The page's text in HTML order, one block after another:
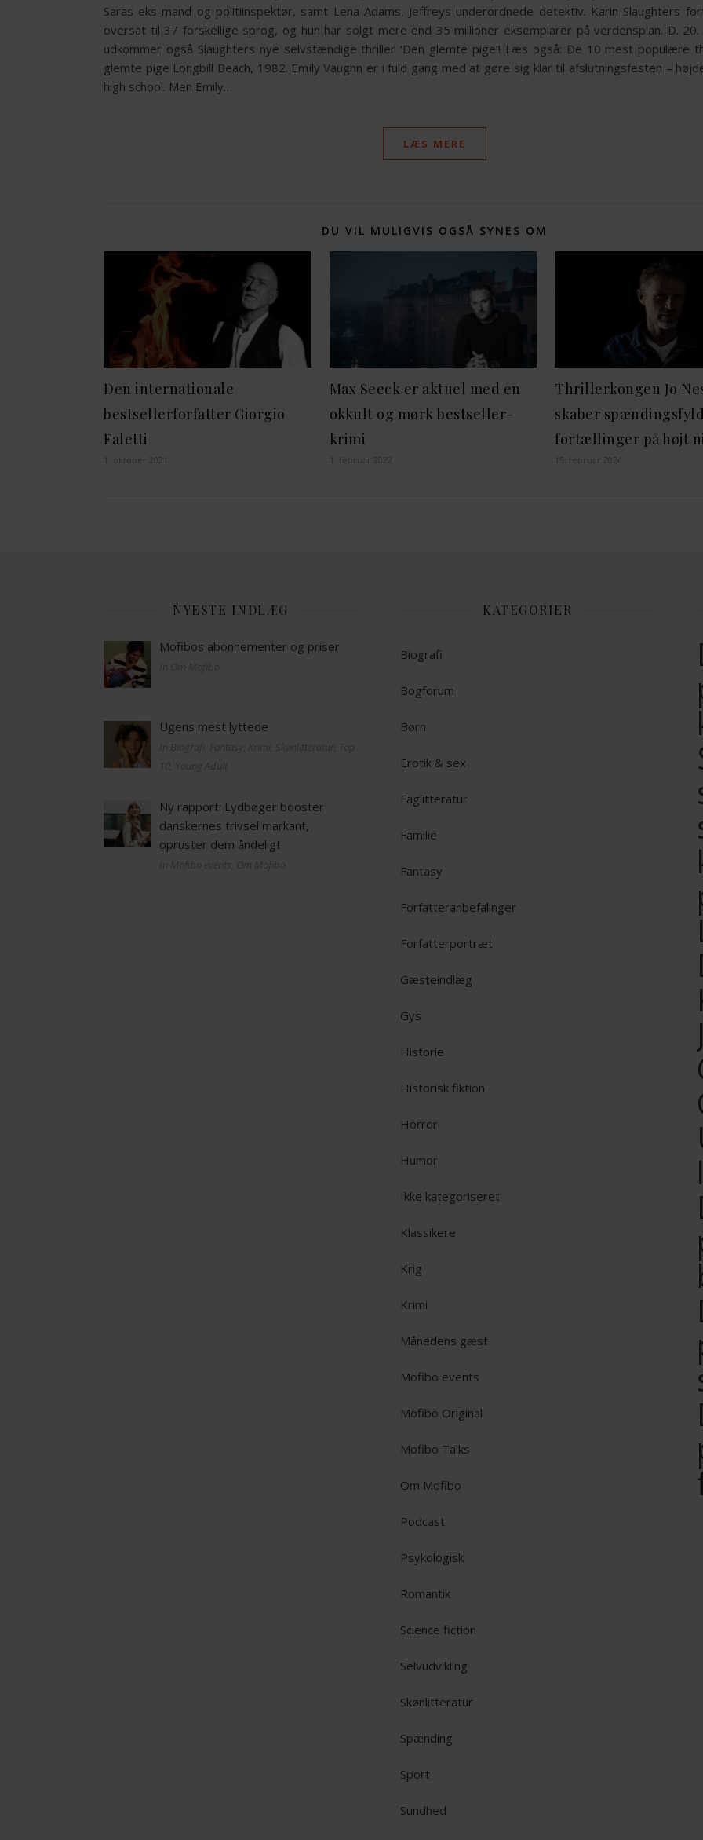
Saras eks-mand og politiinspektør, samt Lena Adams, Jeffreys underordnede detektiv. Karin Slaughters
oversat til 37 forskellige sprog, og hun har solgt mere end 35 millioner eksemplarer på verdensplan. D.
udkommer også Slaughters nye selvstændige thriller ‘Den glemte pige’! Læs også: De 10 mest populære
glemte pige Longbill Beach, 1982. Emily Vaughn er i fuld gang med at gøre sig klar til afslutningsfesten –
high school. Men Emily…
LÆS MERE
DU VIL MULIGVIS OGSÅ SYNES OM
Den internationale
bestsellerforfatter Giorgio
Faletti
1. oktober 2021
Max Seeck er aktuel med en
okkult og mørk bestseller-
krimi
1. februar 2022
Thrillerkongen Jo
skaber
fortællinger på højt
15. februar 2024
NYESTE INDLÆG
Mofibos abonnementer og priser
Ugens mest lyttede
Ny rapport: Lydbøger booster
danskernes trivsel markant,
opruster dem åndeligt
KATEGORIER
Biografi
Bogforum
Børn
Erotik & sex
Faglitteratur
Familie
Fantasy
Forfatteranbefalinger
Forfatterportræt
Gæsteindlæg
Gys
Historie
Historisk fiktion
Horror
Humor
Ikke kategoriseret
Klassikere
Krig
Krimi
Månedens gæst
Mofibo events
Mofibo Original
Mofibo Talks
Om Mofibo
Podcast
Psykologisk
Romantik
Science fiction
Selvudvikling
Skønlitteratur
Spænding
Sport
Sundhed